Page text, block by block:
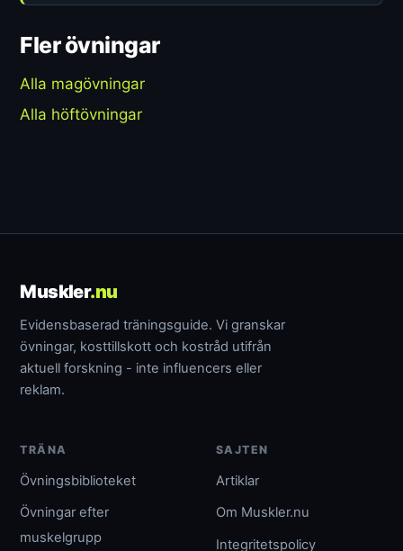
Fler övningar
Alla magövningar
Alla höftövningar
Muskler.nu
Evidensbaserad träningsguide. Vi granskar
övningar, kosttillskott och kostråd utifrån
aktuell forskning - inte influencers eller
reklam.
TRÄNA
Övningsbiblioteket
Övningar efter
muskelgrupp
SAJTEN
Artiklar
Om Muskler.nu
Integritetspolicy